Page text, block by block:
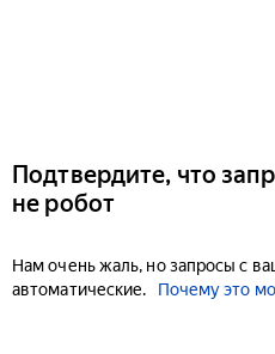
Подтвердите, что
не робот
Нам очень жаль, но запросы с
автоматические.
Почему это